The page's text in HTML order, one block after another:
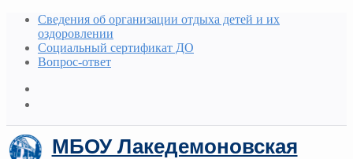
Сведения об организации отдыха детей и их
оздоровлении
Социальный сертификат ДО
Вопрос-ответ
МБОУ Лакедемоновская